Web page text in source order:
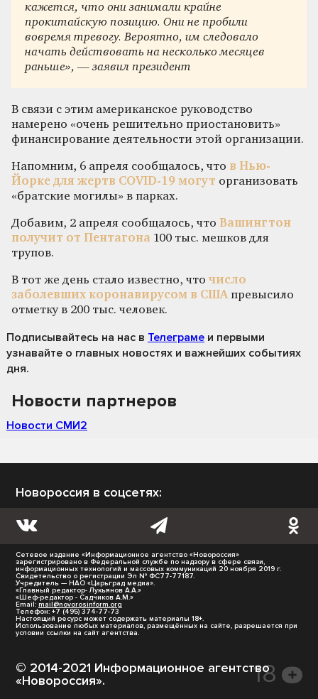
кажется, что они занимали крайне
прокитайскую позицию. Они не пробили
вовремя тревогу. Вероятно, им следовало
начать действовать на несколько месяцев
раньше», — заявил президент
В связи с этим американское руководство
намерено «очень решительно приостановить»
финансирование деятельности этой организации.
Напомним, 6 апреля сообщалось, что в Нью-
Йорке для жертв COVID-19 могут организовать
«братские могилы» в парках.
Добавим, 2 апреля сообщалось, что Вашингтон
получит от Пентагона 100 тыс. мешков для
трупов.
В тот же день стало известно, что число
заболевших коронавирусом в США превысило
отметку в 200 тыс. человек.
Подписывайтесь на нас в Телеграме и первыми
узнавайте о главных новостях и важнейших событиях
дня.
Новости партнеров
Новости СМИ2
Новороссия в соцсетях:
Сетевое издание «Информационное агентство «Новороссия»
зарегистрировано в Федеральной службе по надзору в сфере связи,
информационных технологий и массовых коммуникаций 20 ноября 2019 г.
Свидетельство о регистрации Эл № ФС77-77187.
Учредитель — НАО «Царьград медиа».
«Главный редактор- Лукьянов А.А.»
«Шеф-редактор - Садчиков А.М.»
Email: mail@novorosinform.org
Телефон: +7 (495) 374-77-73
Настоящий ресурс может содержать материалы 18+.
Использование любых материалов, размещённых на сайте, разрешается при
условии ссылки на сайт агентства.
© 2014-2021 Информационное агентство
«Новороссия».